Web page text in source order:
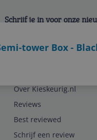
tower Box -
Schrijf je in voor onze
Over Kieskeurig.nl
Reviews
Best reviewed
Schrijf een review